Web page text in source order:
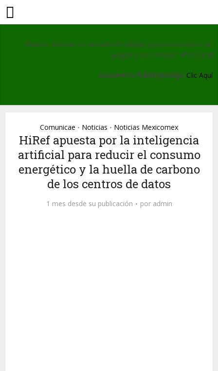
¿Deseas mejorar tu reputación digital, posicionamiento en
google y ser noticia? 🔎👨🏻‍💻📰
Adquiere tu Publirreportaje: Clic Aquí
Comunicae • Noticias • Noticias Mexicomex
HiRef apuesta por la inteligencia
artificial para reducir el consumo
energético y la huella de carbono
de los centros de datos
1 mes desde su publicación por admin